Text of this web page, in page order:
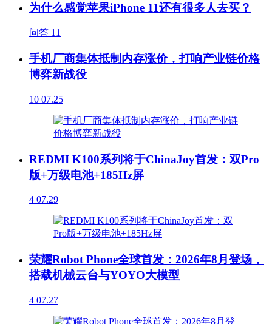
为什么感觉苹果iPhone 11还有很多人去买？
问答 11
手机厂商集体抵制内存涨价，打响产业链价格
博弈新战役
10 07.25
REDMI K100系列将于ChinaJoy首发：双Pro
版+万级电池+185Hz屏
4 07.29
荣耀Robot Phone全球首发：2026年8月登场，
搭载机械云台与YOYO大模型
4 07.27